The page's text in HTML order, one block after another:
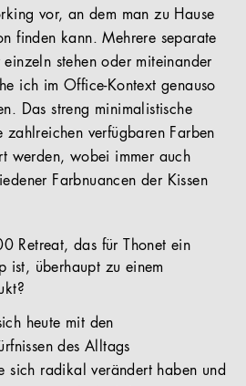
vor, an dem man zu Hause
finden kann. Mehrere separate
stehen oder miteinander
ich im Office-Kontext genauso
Das streng minimalistische
zahlreichen verfügbaren Farben
werden, wobei immer auch
Farbnuancen der Kissen
Retreat, das für Thonet ein
ist, überhaupt zu einem
heute mit den
des Alltags
sich radikal verändert haben und